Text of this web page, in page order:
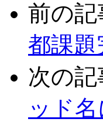
前の記
都課題
次の記
ッド